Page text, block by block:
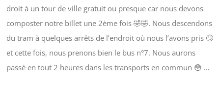
droit à un tour de ville gratuit ou presque car nous devons
composter notre billet une 2ème fois 🤣🤣. Nous descendons
du tram à quelques arrêts de l’endroit où nous l’avons pris 🙄
et cette fois, nous prenons bien le bus n°7. Nous aurons
passé en tout 2 heures dans les transports en commun 😳 …